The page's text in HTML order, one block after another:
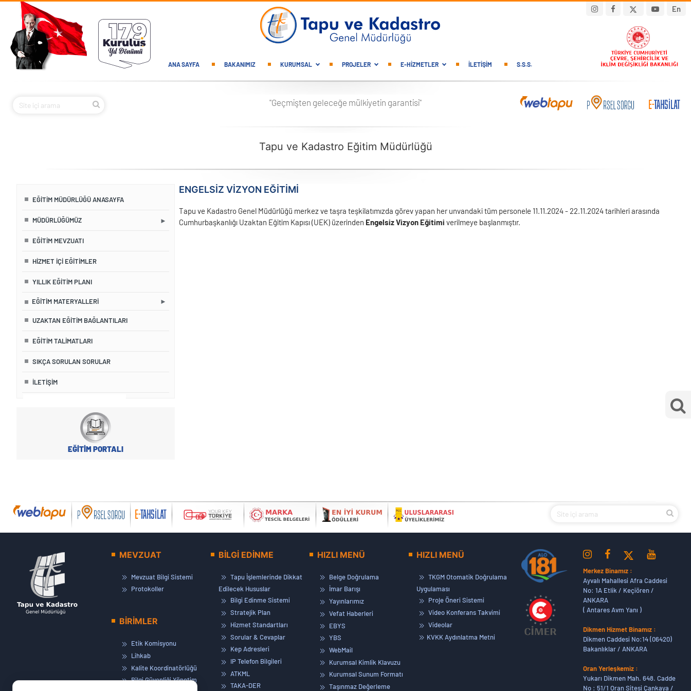
Ana içeriğe atla En
Main navigation
ANA SAYFA BAKANIMIZ KURUMSAL PROJELER E-HİZMETLER İLETIŞIM S.S.S.
"Geçmişten geleceğe mülkiyetin garantisi"
Tapu ve Kadastro Eğitim Müdürlüğü
EĞITIM MÜDÜRLÜĞÜ ANASAYFA
MÜDÜRLÜĞÜMÜZ
EĞITIM MEVZUATI
HIZMET İÇI EĞITIMLER
YILLIK EĞITIM PLANI
EĞITIM MATERYALLERI
UZAKTAN EĞITIM BAĞLANTILARI
EĞİTİM TALİMATLARI
SIKÇA SORULAN SORULAR
İLETIŞIM
EĞİTİM PORTALI
ENGELSIZ VIZYON EĞITIMI
Tapu ve Kadastro Genel Müdürlüğü merkez ve taşra teşkilatımızda görev yapan her unvandaki tüm personele 11.11.2024 - 22.11.2024 tarihleri arasında
Cumhurbaşkanlığı Uzaktan Eğitim Kapısı (UEK) üzerinden Engelsiz Vizyon Eğitimi verilmeye başlanmıştır.
MEVZUAT
Mevzuat Bilgi Sistemi
Protokoller
BİRİMLER
Etik Komisyonu
Lihkab
Kalite Koordinatörlüğü
Bilgi Güvenliği Yönetim
BİLGİ EDİNME
Tapu İşlemlerinde Dikkat
Edilecek Hususlar
Bilgi Edinme Sistemi
Stratejik Plan
Hizmet Standartları
Sorular & Cevaplar
Kep Adresleri
IP Telefon Bilgileri
ATKML
TAKA-DER
HIZLI MENÜ
Belge Doğrulama
İmar Barışı
Yayınlarımız
Vefat Haberleri
EBYS
YBS
WebMail
Kurumsal Kimlik Klavuzu
Kurumsal Sunum Formatı
Taşınmaz Değerleme
HIZLI MENÜ
TKGM Otomatik Doğrulama
Uygulaması
Proje Öneri Sistemi
Video Konferans Takvimi
Videolar
KVKK Aydınlatma Metni
Merkez Binamız :
Ayvalı Mahallesi Afra Caddesi
No: 1A Etlik / Keçiören /
ANKARA
( Antares Avm Yanı )
Dikmen Hizmet Binamız :
Dikmen Caddesi No:14 (06420)
Bakanlıklar / ANKARA
Oran Yerleşkemiz :
Yukarı Dikmen Mah. 648. Cadde
No : 51/1 Oran Sitesi Çankaya /